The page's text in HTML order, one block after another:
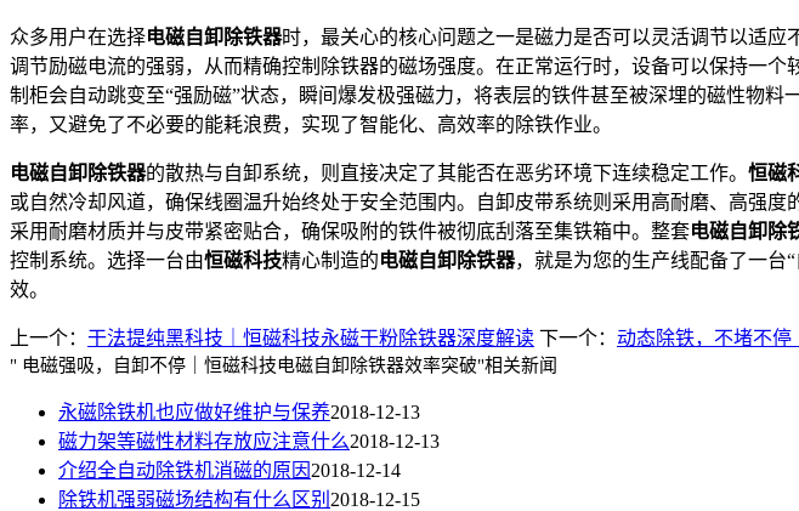
众多用户在选择电磁自卸除铁器时，最关心的核心问题之一是磁力是否可以灵活调节以适应
调节励磁电流的强弱，从而精确控制除铁器的磁场强度。在正常运行时，设备可以保持一
制柜会自动跳变至“强励磁”状态，瞬间爆发极强磁力，将表层的铁件甚至被深埋的磁性物
率，又避免了不必要的能耗浪费，实现了智能化、高效率的除铁作业。
电磁自卸除铁器的散热与自卸系统，则直接决定了其能否在恶劣环境下连续稳定工作。 恒磁
或自然冷却风道，确保线圈温升始终处于安全范围内。自卸皮带系统则采用高耐磨、高强
采用耐磨材质并与皮带紧密贴合，确保吸附的铁件被彻底刮落至集铁箱中。整套电磁自卸除
控制系统。选择一台由恒磁科技精心制造的电磁自卸除铁器，就是为您的生产线配备了一台
效。
上一个： 干法提纯黑科技｜恒磁科技永磁干粉除铁器深度解读 下一个： 动态除铁，不堵不停
" 电磁强吸，自卸不停｜恒磁科技电磁自卸除铁器效率突破"相关新闻
永磁除铁机也应做好维护与保养2018-12-13
磁力架等磁性材料存放应注意什么2018-12-13
介绍全自动除铁机消磁的原因 2018-12-14
除铁机强弱磁场结构有什么区别 2018-12-15